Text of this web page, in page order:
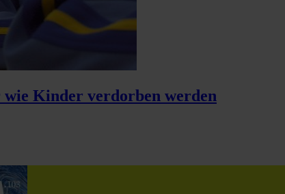
Kinder verdorben werden